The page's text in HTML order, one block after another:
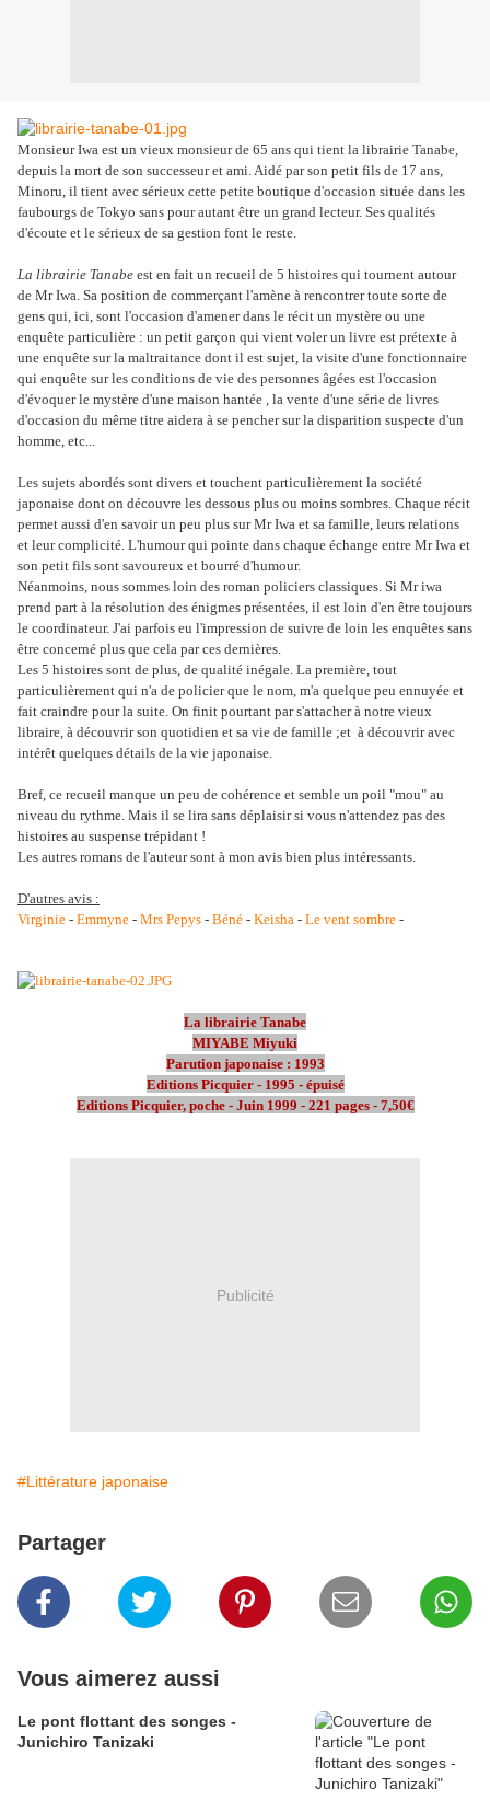
Monsieur Iwa est un vieux monsieur de 65 ans qui tient la librairie Tanabe,
depuis la mort de son successeur et ami. Aidé par son petit fils de 17 ans,
Minoru, il tient avec sérieux cette petite boutique d'occasion située dans les
faubourgs de Tokyo sans pour autant être un grand lecteur. Ses qualités
d'écoute et le sérieux de sa gestion font le reste.
La librairie Tanabe est en fait un recueil de 5 histoires qui tournent autour
de Mr Iwa. Sa position de commerçant l'amène à rencontrer toute sorte de
gens qui, ici, sont l'occasion d'amener dans le récit un mystère ou une
enquête particulière : un petit garçon qui vient voler un livre est prétexte à
une enquête sur la maltraitance dont il est sujet, la visite d'une fonctionnaire
qui enquête sur les conditions de vie des personnes âgées est l'occasion
d'évoquer le mystère d'une maison hantée , la vente d'une série de livres
d'occasion du même titre aidera à se pencher sur la disparition suspecte d'un
homme, etc...
Les sujets abordés sont divers et touchent particulièrement la société
japonaise dont on découvre les dessous plus ou moins sombres. Chaque récit
permet aussi d'en savoir un peu plus sur Mr Iwa et sa famille, leurs relations
et leur complicité. L'humour qui pointe dans chaque échange entre Mr Iwa et
son petit fils sont savoureux et bourré d'humour.
Néanmoins, nous sommes loin des roman policiers classiques. Si Mr iwa
prend part à la résolution des énigmes présentées, il est loin d'en être toujours
le coordinateur. J'ai parfois eu l'impression de suivre de loin les enquêtes sans
être concerné plus que cela par ces dernières.
Les 5 histoires sont de plus, de qualité inégale. La première, tout
particulièrement qui n'a de policier que le nom, m'a quelque peu ennuyée et
fait craindre pour la suite. On finit pourtant par s'attacher à notre vieux
libraire, à découvrir son quotidien et sa vie de famille ;et à découvrir avec
intérêt quelques détails de la vie japonaise.
Bref, ce recueil manque un peu de cohérence et semble un poil "mou" au
niveau du rythme. Mais il se lira sans déplaisir si vous n'attendez pas des
histoires au suspense trépidant !
Les autres romans de l'auteur sont à mon avis bien plus intéressants.
D'autres avis :
Virginie - Emmyne - Mrs Pepys - Béné - Keisha - Le vent sombre -
La librairie Tanabe
MIYABE Miyuki
Parution japonaise : 1993
Editions Picquier - 1995 - épuisé
Editions Picquier, poche - Juin 1999 - 221 pages - 7,50€
Publicité
#Littérature japonaise
Partager
Vous aimerez aussi
Le pont flottant des songes -
Junichiro Tanizaki